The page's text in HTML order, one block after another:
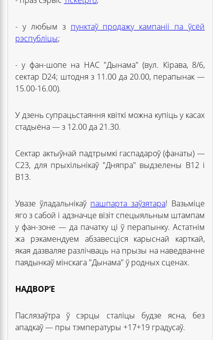
- у любым з пунктаў продажу кампаніі па ўсёй
рэспубліцы;
- у фан-шопе на НАС "Дынама" (вул. Кірава, 8/6,
сектар D24; штодня з 11.00 да 20.00, перапынак —
15.00-16.00).
У дзень супрацьстаяння квіткі можна купіць у касах
стадыёна — з 12.00 да 21.30.
Сектар актыўнай падтрымкі гаспадароў (фанаты) —
С23, для прыхільнікаў "Дняпра" выдзелены В12 і
В13.
Увазе ўладальнікаў пашпарта заўзятара! Вазьміце
яго з сабой і адзначце візіт спецыяльным штампам
у фан-зоне — да пачатку ці ў перапынку. Астатнім
жа рэкамендуем абзавесціся карыснай карткай,
якая дазваляе разлічваць на прызы на наведванне
паядынкаў мінскага "Дынама" ў родных сценах.
НАДВОР’Е
Паслязаўтра ў сэрцы сталіцы будзе ясна, без
ападкаў — пры тэмпературы +17+19 градусаў.